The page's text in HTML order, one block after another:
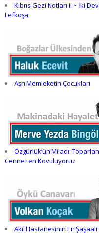
Kıbrıs Gezi Notları II ~ İki
Lefkoşa
Aşrı Memleketin Çocukları
Özgürlük’ün Miladı:
Cennetten Kovuluyoruz
Akıl Hastanesinin En